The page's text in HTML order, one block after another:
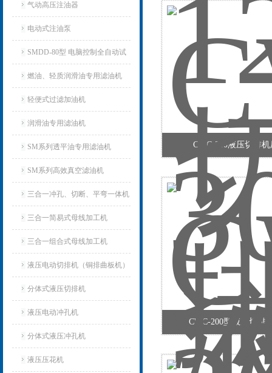
气动高压注油器
电动式注油泵
SMDD-80型 电脑控制全自动试
油器
燃油、轻质润滑油专用滤油机
轻便式过滤加油机
润滑油专用滤油机
SM系列透平油专用滤油机
SM系列高效真空滤油机
三合一冲孔、切断、平弯一体机
三合一简易式母线加工机
三合一组合式母线加工机
液压电动切排机（铜排曲板机）
分体式液压切排机
液压电动冲孔机
分体式液压冲孔机
液压压花机
CWC-300液压切排
CWC-200型液压切排